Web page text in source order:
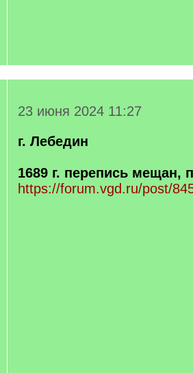
23 июня 2024 11:27
г. Лебедин
1689 г. перепись мещан,
https://forum.vgd.ru/post/